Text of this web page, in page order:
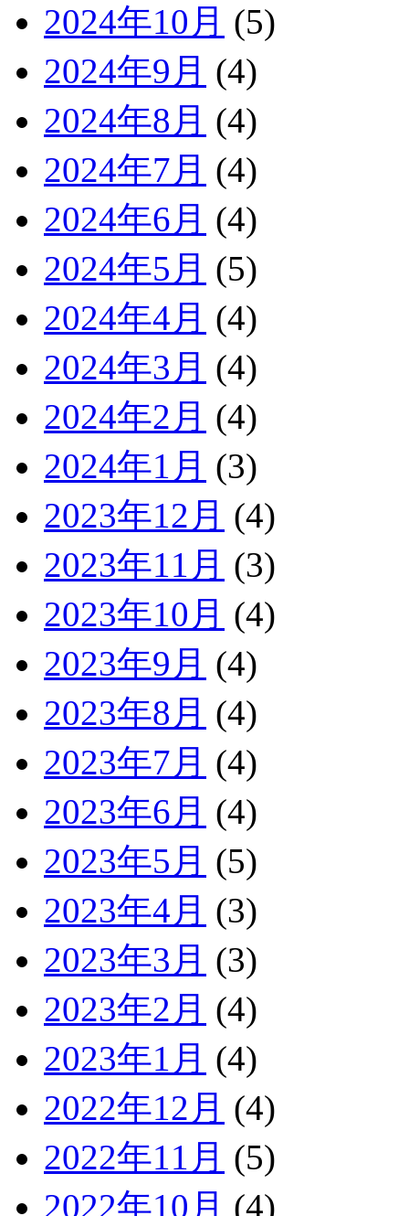
2024年10月 (5)
2024年9月 (4)
2024年8月 (4)
2024年7月 (4)
2024年6月 (4)
2024年5月 (5)
2024年4月 (4)
2024年3月 (4)
2024年2月 (4)
2024年1月 (3)
2023年12月 (4)
2023年11月 (3)
2023年10月 (4)
2023年9月 (4)
2023年8月 (4)
2023年7月 (4)
2023年6月 (4)
2023年5月 (5)
2023年4月 (3)
2023年3月 (3)
2023年2月 (4)
2023年1月 (4)
2022年12月 (4)
2022年11月 (5)
2022年10月 (4)